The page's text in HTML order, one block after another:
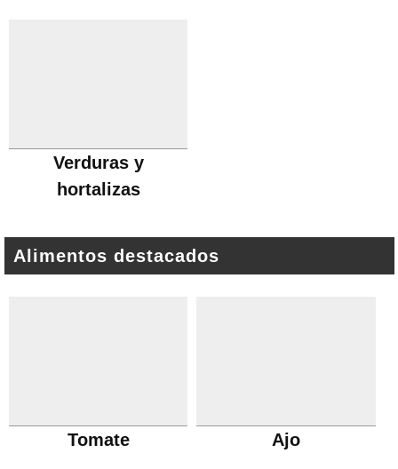
Verduras y
hortalizas
Alimentos destacados
Tomate Ajo